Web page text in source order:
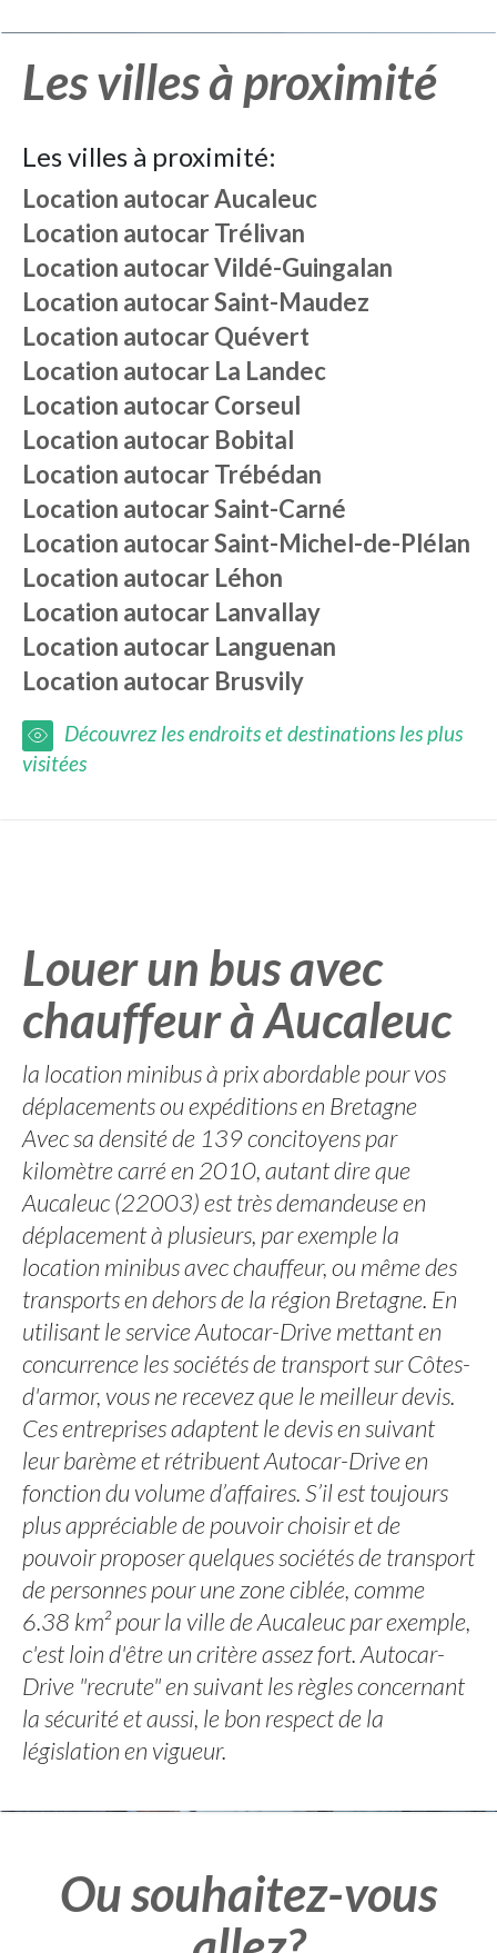
Les villes à proximité
Les villes à proximité:
Location autocarAucaleuc
Location autocarTrélivan
Location autocarVildé-Guingalan
Location autocarSaint-Maudez
Location autocarQuévert
Location autocar La Landec
Location autocarCorseul
Location autocar Bobital
Location autocarTrébédan
Location autocarSaint-Carné
Location autocarSaint-Michel-de-Plélan
Location autocar Léhon
Location autocar Lanvallay
Location autocar Languenan
Location autocar Brusvily
Découvrez les endroits et destinations les plus
visitées
Louer un bus avec
chauffeur à Aucaleuc
la location minibus à prix abordable pour vos
déplacements ou expéditions en Bretagne
Avec sa densité de 139 concitoyens par
kilomètre carré en 2010, autant dire que
Aucaleuc (22003) est très demandeuse en
déplacement à plusieurs, par exemple la
location minibus avec chauffeur, ou même des
transports en dehors de la région Bretagne. En
utilisant le service Autocar-Drive mettant en
concurrence les sociétés de transport sur Côtes-
d'armor, vous ne recevez que le meilleur devis.
Ces entreprises adaptent le devis en suivant
leur barème et rétribuent Autocar-Drive en
fonction du volume d’affaires. S’il est toujours
plus appréciable de pouvoir choisir et de
pouvoir proposer quelques sociétés de transport
de personnes pour une zone ciblée, comme
6.38 km² pour la ville de Aucaleuc par exemple,
c'est loin d'être un critère assez fort. Autocar-
Drive "recrute" en suivant les règles concernant
la sécurité et aussi, le bon respect de la
législation en vigueur.
Ou souhaitez-vous